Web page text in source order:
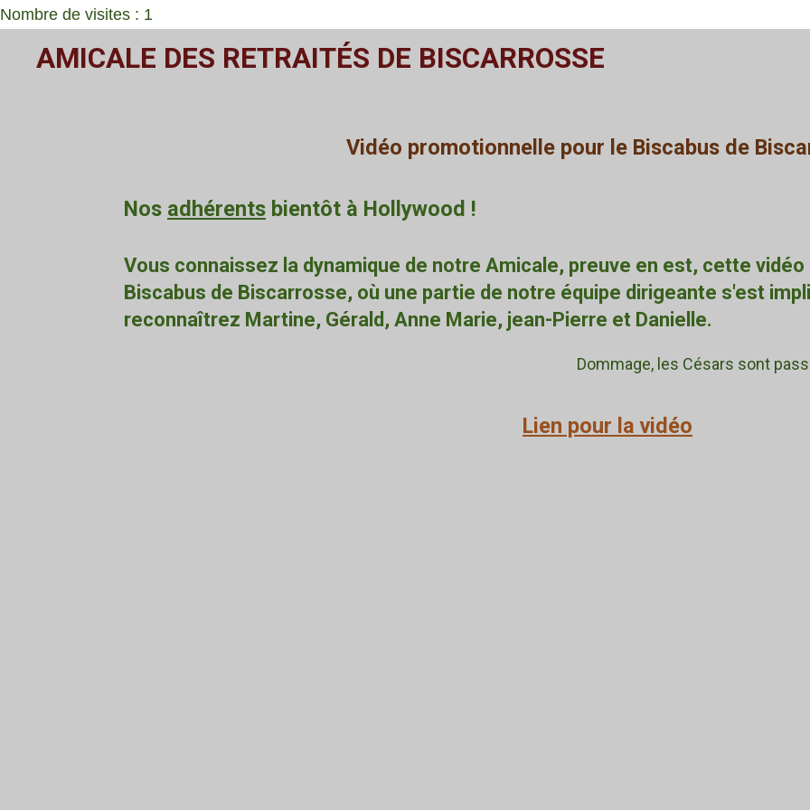
Nombre de visites : 1
Passer
AMICALE DES RETRAITÉS DE BISCARROSSE
Vidéo promotionnelle pour le Biscabus de
Nos adhérents bientôt à Hollywood !
Vous connaissez la dynamique de notre Amicale, preuve en est, cette
Biscabus de Biscarrosse, où une partie de notre équipe dirigeante s'est
reconnaîtrez Martine, Gérald, Anne Marie, jean-Pierre et Danielle.
Dommage, les Césars sont
Lien pour la vidéo